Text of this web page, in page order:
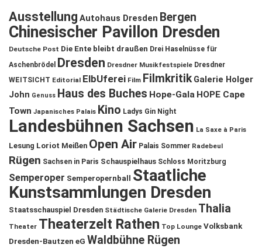
Ausstellung Autohaus Dresden Bergen
Chinesischer Pavillon Dresden
Deutsche Post Die Ente bleibt draußen Drei Haselnüsse für
Aschenbrödel
Dresden Dresdner Musikfestspiele Dresdner
WEITSICHT Editorial ElbUferei Film Filmkritik Galerie Holger
John Genuss Haus des Buches Hope-Gala HOPE Cape
Town Japanisches Palais Kino Ladys Gin Night
Landesbühnen Sachsen La Saxe à Paris
Lesung Loriot Meißen Open Air Palais Sommer Radebeul
Rügen Sachsen in Paris Schauspielhaus Schloss Moritzburg
Semperoper Semperopernball
Staatliche
Kunstsammlungen Dresden
Staatsschauspiel Dresden Städtische Galerie Dresden Thalia
Theater Theaterzelt Rathen Top Lounge Volksbank
Dresden-Bautzen eG Waldbühne Rügen